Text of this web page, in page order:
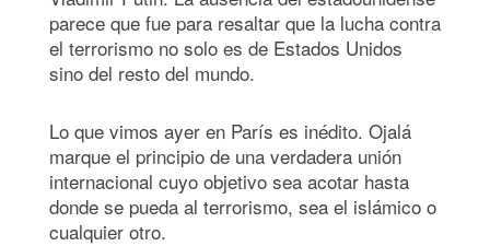
parece que fue para resaltar que la lucha contra
el terrorismo no solo es de Estados Unidos
sino del resto del mundo.
Lo que vimos ayer en París es inédito. Ojalá
marque el principio de una verdadera unión
internacional cuyo objetivo sea acotar hasta
donde se pueda al terrorismo, sea el islámico o
cualquier otro.